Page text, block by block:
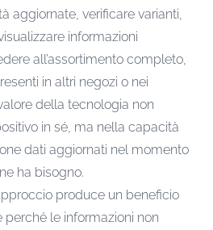
aggiornate, verificare varianti,
informazioni
all’assortimento completo,
in altri negozi o nei
della tecnologia non
in sé, ma nella capacità
dati aggiornati nel momento
ha bisogno.
produce un beneficio
le informazioni non